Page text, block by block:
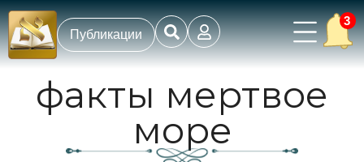
Публикации
3
факты мертвое
море